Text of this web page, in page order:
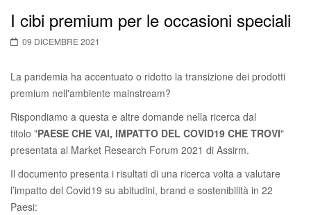
I cibi premium per le occasioni speciali
09 DICEMBRE 2021
La pandemia ha accentuato o ridotto la transizione dei prodotti
premium nell'ambiente mainstream?
Rispondiamo a questa e altre domande nella ricerca dal
titolo "PAESE CHE VAI, IMPATTO DEL COVID19 CHE TROVI"
presentata al Market Research Forum 2021 di Assirm.
Il documento presenta i risultati di una ricerca volta a valutare
l’impatto del Covid19 su abitudini, brand e sostenibilità in 22
Paesi: